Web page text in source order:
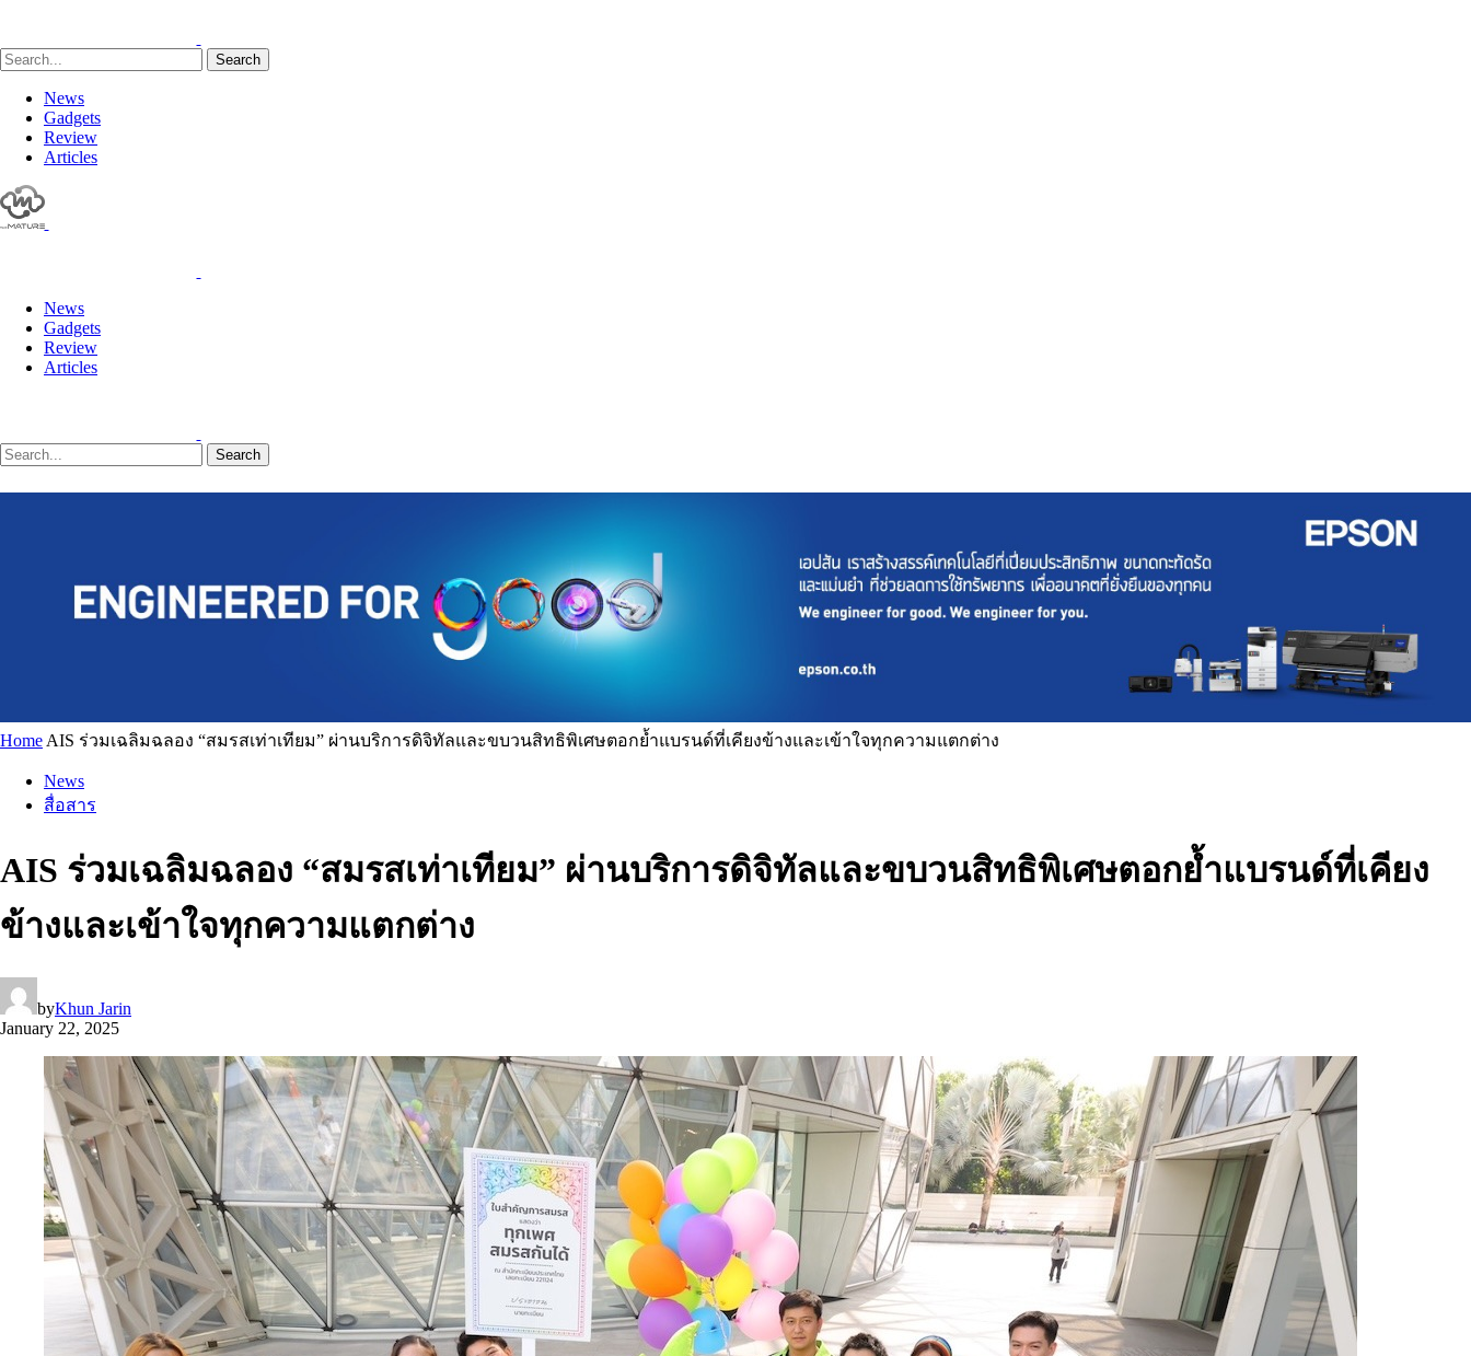
Search
News
Gadgets
Review
Articles
News
Gadgets
Review
Articles
Search
Home AIS ร่วมเฉลิมฉลอง “สมรสเท่าเทียม” ผ่านบริการดิจิทัลและขบวนสิทธิพิเศษตอกย้ำแบรนด์ที่เคียงข้างและเข้าใจทุกความแตกต่าง
News
สื่อสาร
AIS ร่วมเฉลิมฉลอง “สมรสเท่าเทียม” ผ่านบริการดิจิทัลและขบวนสิทธิพิเศษตอกย้ำแบรนด์ที่เคียง
ข้างและเข้าใจทุกความแตกต่าง
byKhun Jarin
January 22, 2025